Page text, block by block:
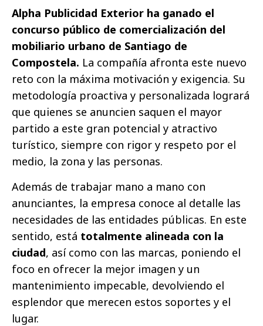
Alpha Publicidad Exterior ha ganado el
concurso público de comercialización del
mobiliario urbano de Santiago de
Compostela. La compañía afronta este nuevo
reto con la máxima motivación y exigencia. Su
metodología proactiva y personalizada logrará
que quienes se anuncien saquen el mayor
partido a este gran potencial y atractivo
turístico, siempre con rigor y respeto por el
medio, la zona y las personas.
Además de trabajar mano a mano con
anunciantes, la empresa conoce al detalle las
necesidades de las entidades públicas. En este
sentido, está totalmente alineada con la
ciudad, así como con las marcas, poniendo el
foco en ofrecer la mejor imagen y un
mantenimiento impecable, devolviendo el
esplendor que merecen estos soportes y el
lugar.